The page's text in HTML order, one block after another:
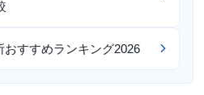
おすすめランキング2026